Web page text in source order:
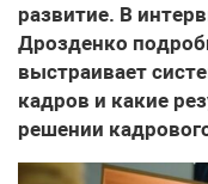
развитие. В
Дрозденко
выстраивает
кадров и какие
решении